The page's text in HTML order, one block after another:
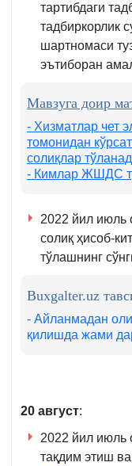
тартибдаги
тадбиркорлик
шартномаси
эътиборан
Мавзуга доир
- Хизматлар чет
томонидан
солиқлар
- Кимлар ЖШДС
2022 йил июль
солиқ ҳисоб-
тўлашнинг
Buxgalter.uz
- Айланмадан
қилишда жами
20 август:
2022 йил июль
тақдим этиш ва